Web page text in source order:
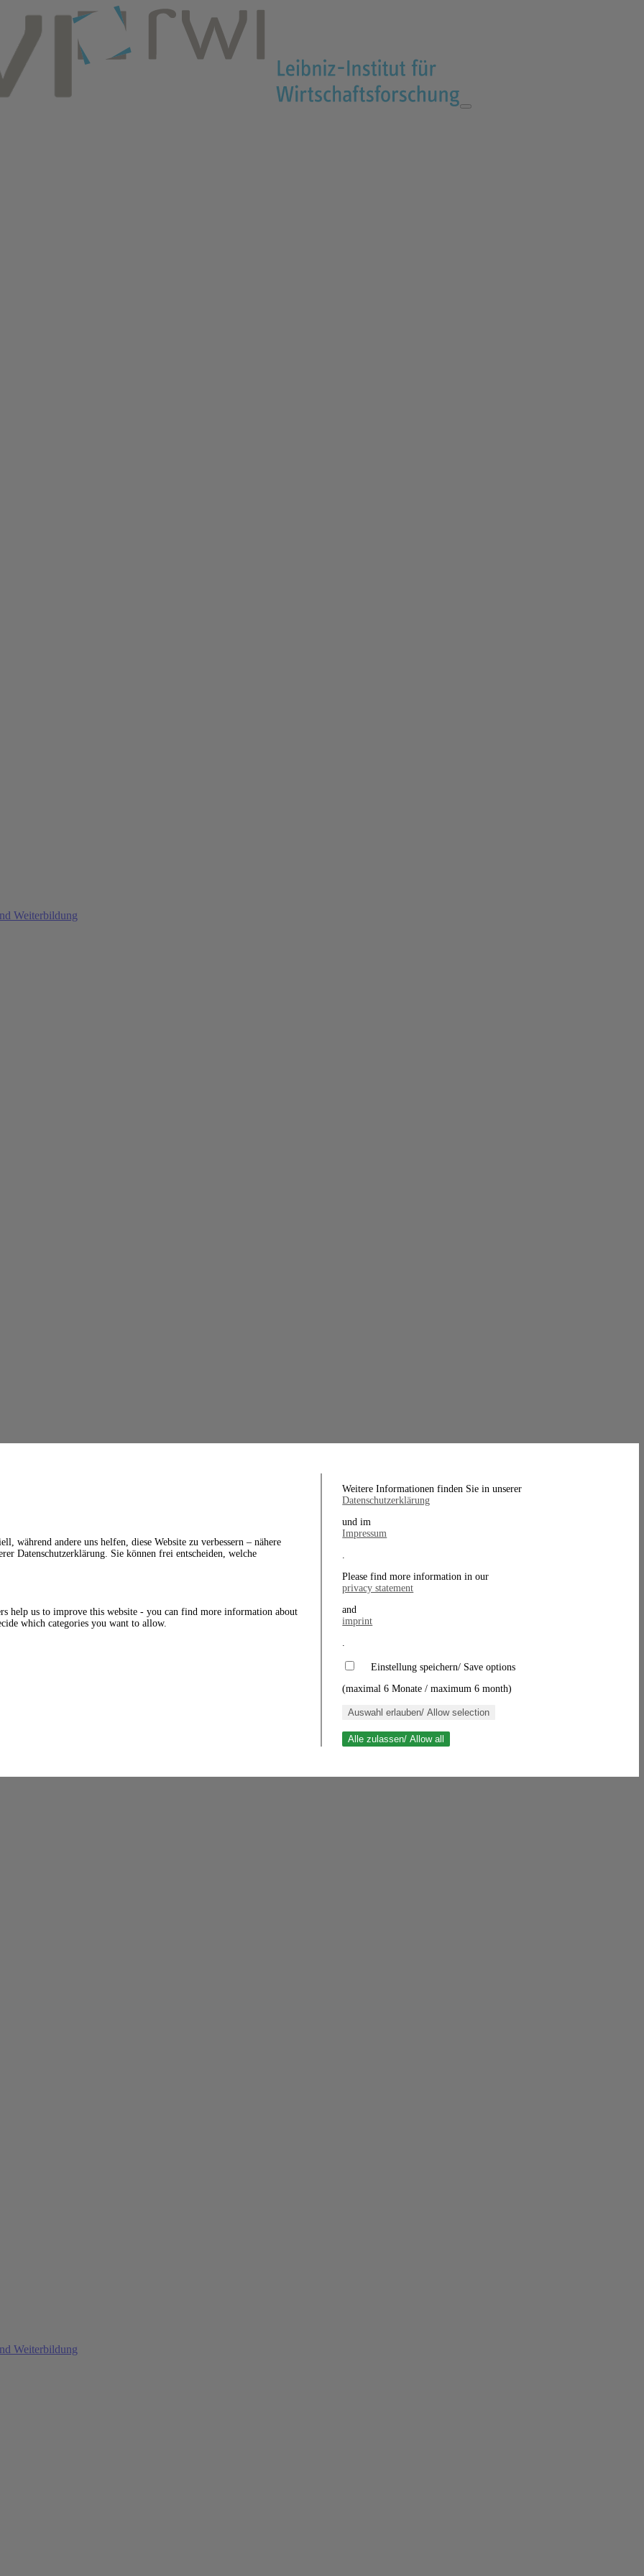
Weiterbildung
Weiterbildung
während andere uns helfen, diese Website zu verbessern – nähere
Datenschutzerklärung. Sie können frei entscheiden, welche
help us to improve this website - you can find more information about
which categories you want to allow.
Weitere Informationen finden Sie in unserer
Datenschutzerklärung
und im
Impressum
.
Please find more information in our
privacy statement
and
imprint
.
Einstellung speichern/ Save options
(maximal 6 Monate / maximum 6 month)
Auswahl erlauben/ Allow selection
Alle zulassen/ Allow all